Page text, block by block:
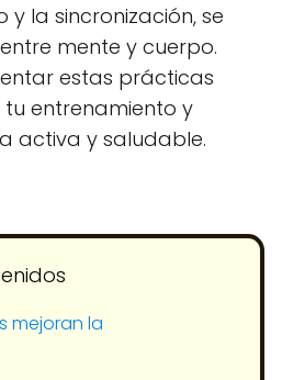
y la sincronización, se
mente y cuerpo.
estas prácticas
entrenamiento y
activa y saludable.
mejoran la